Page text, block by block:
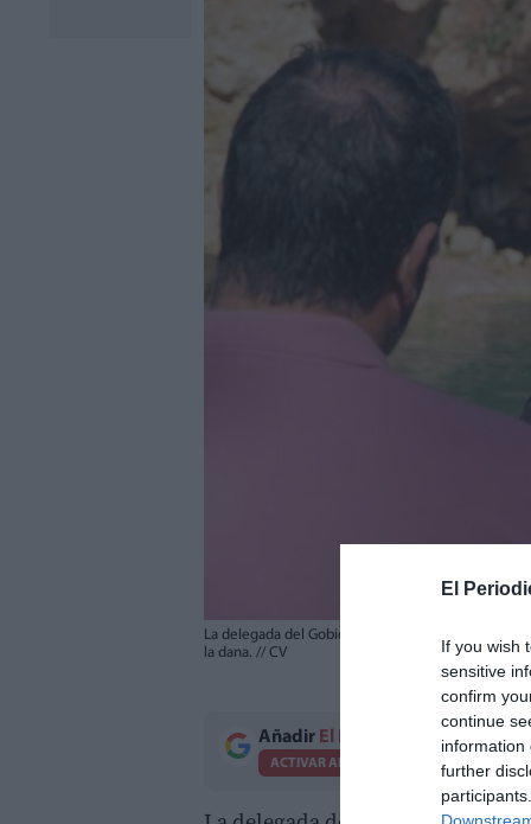
El
If you wish
sensitive
confirm
continue
information
further
La delegada del Gobierno, Pilar Bernabé, visita
la dana. // CV
Añadir El Periodico de Aquí
ACTIVAR AHORA